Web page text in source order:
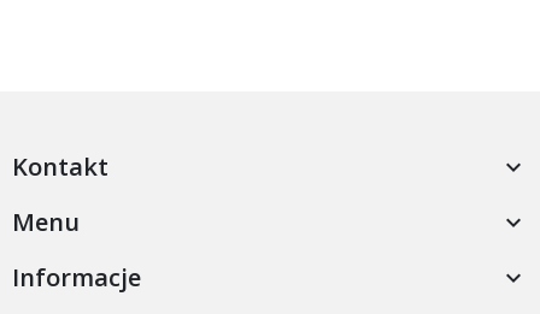
Kontakt 
Menu 
Informacje 